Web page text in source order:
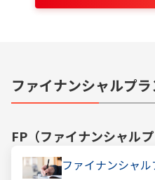
ファイナンシャルプ
FP（ファイナンシャルプ
ファイナンシャ